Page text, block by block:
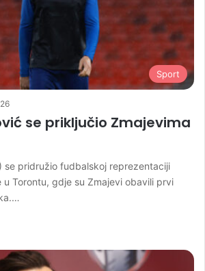
Sport
se priključio Zmajevima
se pridružio fudbalskoj reprezentaciji
u Torontu, gdje su Zmajevi obavili prvi